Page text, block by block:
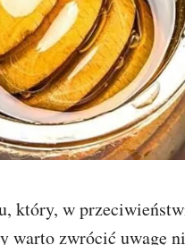
który, w
warto zwrócić uwagę